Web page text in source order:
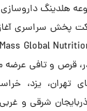
پخش سراسری
قرص و تافی
تهران، یزد،
شرقی و